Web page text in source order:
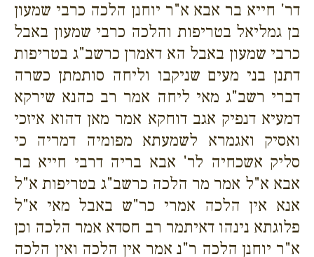
דר' חייא בר אבא א"ר יוחנן הלכה כרבי שמעון
בן גמליאל בטריפות והלכה כרבי שמעון באבל
כרבי שמעון באבל הא דאמרן כרשב"ג בטריפות
דתנן בני מעים שניקבו וליחה סותמתן כשרה
דברי רשב"ג מאי ליחה אמר רב כהנא שירקא
דמעיא דנפיק אגב דוחקא אמר מאן דהוא איזכי
ואסיק ואגמרא לשמעתא מפומיה דמריה כי
סליק אשכחיה לר' אבא בריה דרבי חייא בר
אבא א"ל אמר מר הלכה כרשב"ג בטריפות א"ל
אנא אין הלכה אמרי כר"ש באבל מאי א"ל
פלוגתא נינהו דאיתמר רב חסדא אמר הלכה וכן
א"ר יוחנן הלכה ר"נ אמר אין הלכה ואין הלכה